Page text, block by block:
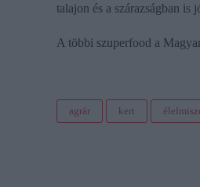
talajon és a szárazságban is
A többi szuperfood a
agrár kert